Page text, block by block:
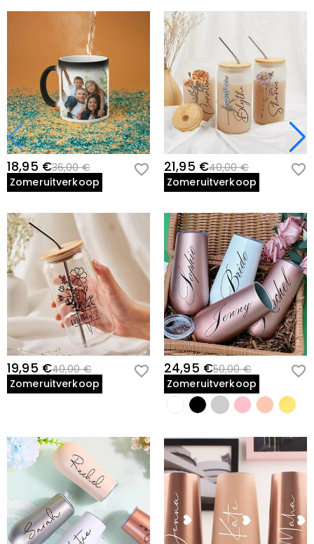
18,95 €36,00 €
Zomeruitverkoop
21,95 €40,00 €
Zomeruitverkoop
19,95 €40,00 €
Zomeruitverkoop
24,95 €50,00 €
Zomeruitverkoop